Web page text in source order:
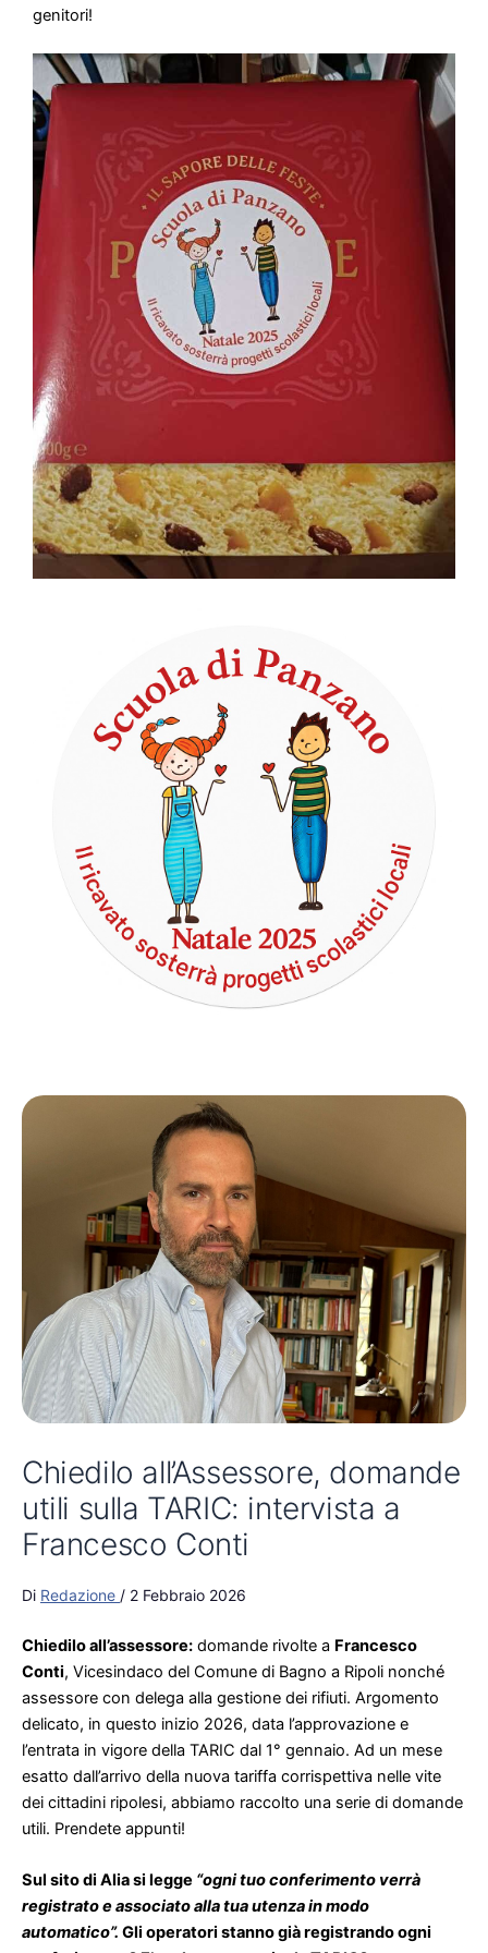
genitori!
Chiedilo all’Assessore, domande
utili sulla TARIC: intervista a
Francesco Conti
Di Redazione / 2 Febbraio 2026
Chiedilo all’assessore: domande rivolte a Francesco
Conti, Vicesindaco del Comune di Bagno a Ripoli nonché
assessore con delega alla gestione dei rifiuti. Argomento
delicato, in questo inizio 2026, data l’approvazione e
l’entrata in vigore della TARIC dal 1° gennaio. Ad un mese
esatto dall’arrivo della nuova tariffa corrispettiva nelle vite
dei cittadini ripolesi, abbiamo raccolto una serie di domande
utili. Prendete appunti!
Sul sito di Alia si legge “ogni tuo conferimento verrà
registrato e associato alla tua utenza in modo
automatico”. Gli operatori stanno già registrando ogni